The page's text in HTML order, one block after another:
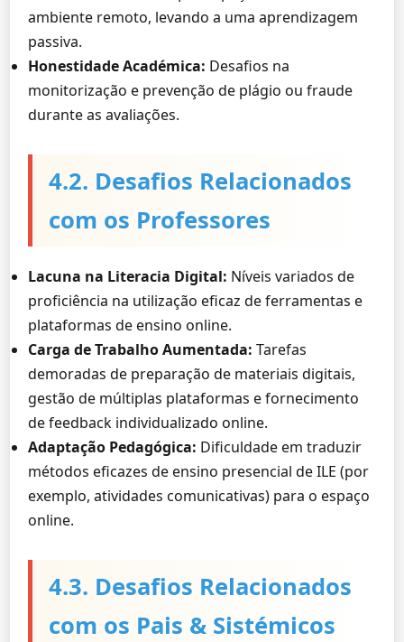
ambiente remoto, levando a uma aprendizagem
passiva.
Honestidade Académica: Desafios na
monitorização e prevenção de plágio ou fraude
durante as avaliações.
4.2. Desafios Relacionados
com os Professores
Lacuna na Literacia Digital: Níveis variados de
proficiência na utilização eficaz de ferramentas e
plataformas de ensino online.
Carga de Trabalho Aumentada: Tarefas
demoradas de preparação de materiais digitais,
gestão de múltiplas plataformas e fornecimento
de feedback individualizado online.
Adaptação Pedagógica: Dificuldade em traduzir
métodos eficazes de ensino presencial de ILE (por
exemplo, atividades comunicativas) para o espaço
online.
4.3. Desafios Relacionados
com os Pais & Sistémicos